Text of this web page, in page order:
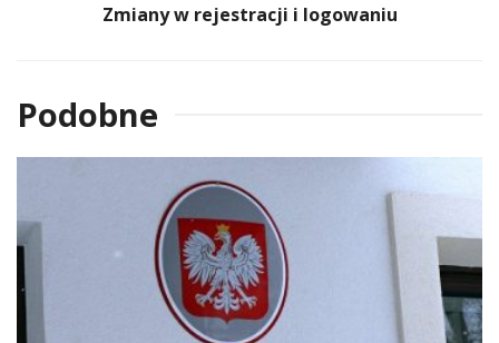
Zmiany w rejestracji i logowaniu
Podobne